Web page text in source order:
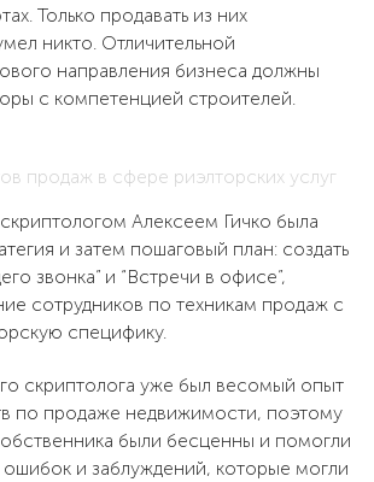
Только продавать из них
никто. Отличительной
направления бизнеса должны
с компетенцией строителей.
Алексеем Гичко была
и затем пошаговый план: создать
звонка” и “Встречи в офисе”,
сотрудников по техникам продаж с
специфику.
скриптолога уже был весомый опыт
по продаже недвижимости, поэтому
были бесценны и помогли
ошибок и заблуждений, которые могли